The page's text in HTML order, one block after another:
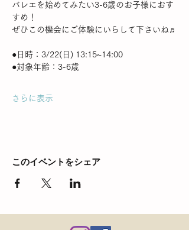
バレエを始めてみたい3-6歳のお子様におす
すめ！
ぜひこの機会にご体験にいらして下さいね♬
●日時：3/22(日) 13:15~14:00
●対象年齢：3-6歳
さらに表示
このイベントをシェア